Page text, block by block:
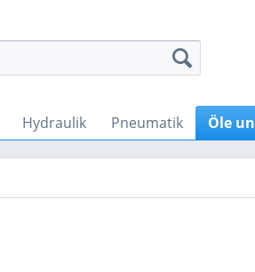
Hydraulik Pneumatik Öle